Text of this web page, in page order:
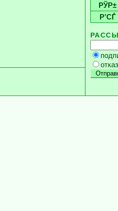
РЎР±
Р’СЃ